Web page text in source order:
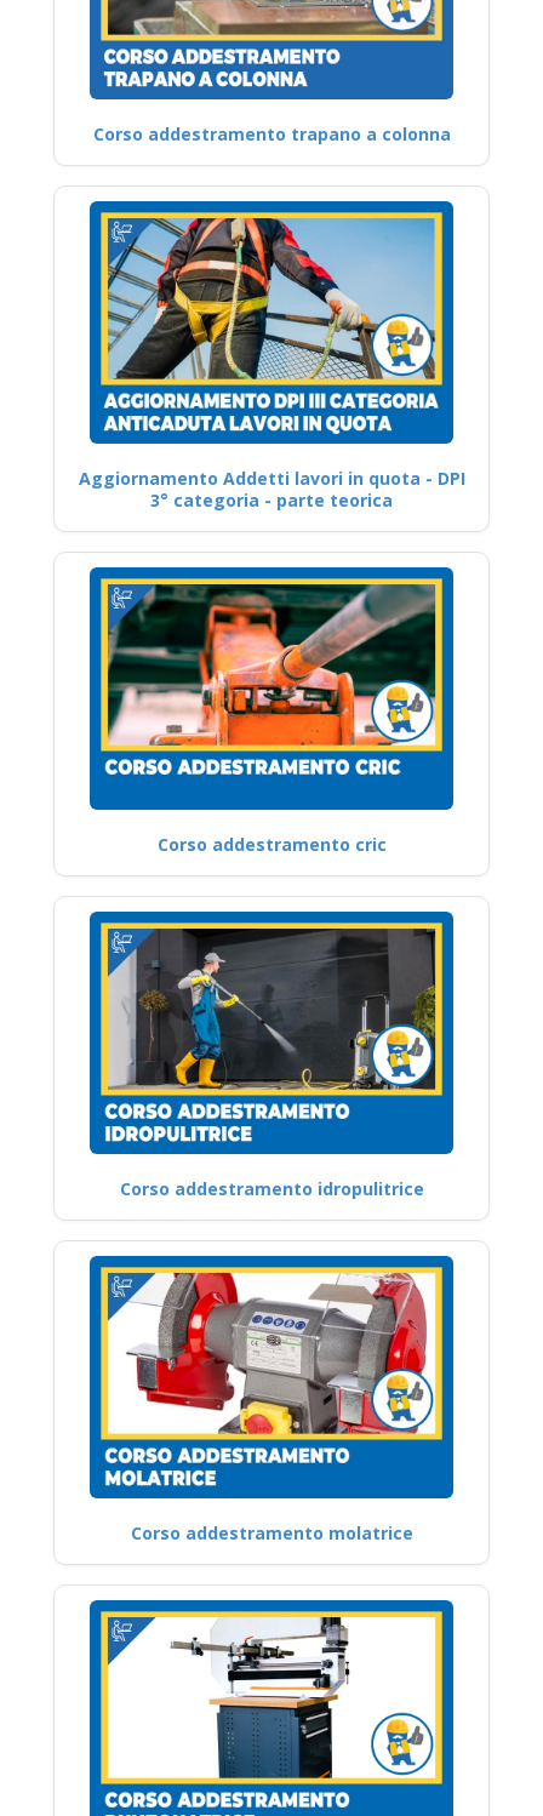
Corso addestramento trapano a colonna
Aggiornamento Addetti lavori in quota - DPI
3° categoria - parte teorica
Corso addestramento cric
Corso addestramento idropulitrice
Corso addestramento molatrice